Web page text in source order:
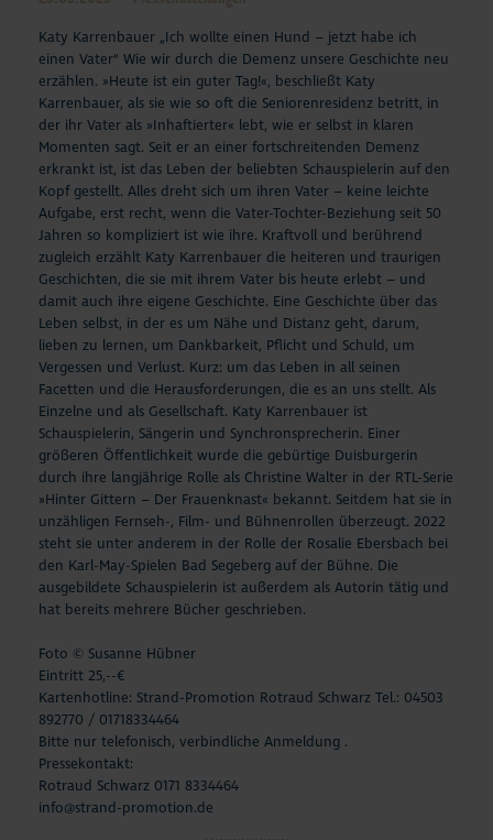
Katy Karrenbauer „Ich wollte einen Hund – jetzt habe ich
einen Vater“ Wie wir durch die Demenz unsere Geschichte neu
erzählen. »Heute ist ein guter Tag!«, beschließt Katy
Karrenbauer, als sie wie so oft die Seniorenresidenz betritt, in
der ihr Vater als »Inhaftierter« lebt, wie er selbst in klaren
Momenten sagt. Seit er an einer fortschreitenden Demenz
erkrankt ist, ist das Leben der beliebten Schauspielerin auf den
Kopf gestellt. Alles dreht sich um ihren Vater – keine leichte
Aufgabe, erst recht, wenn die Vater-Tochter-Beziehung seit 50
Jahren so kompliziert ist wie ihre. Kraftvoll und berührend
zugleich erzählt Katy Karrenbauer die heiteren und traurigen
Geschichten, die sie mit ihrem Vater bis heute erlebt – und
damit auch ihre eigene Geschichte. Eine Geschichte über das
Leben selbst, in der es um Nähe und Distanz geht, darum,
lieben zu lernen, um Dankbarkeit, Pflicht und Schuld, um
Vergessen und Verlust. Kurz: um das Leben in all seinen
Facetten und die Herausforderungen, die es an uns stellt. Als
Einzelne und als Gesellschaft. Katy Karrenbauer ist
Schauspielerin, Sängerin und Synchronsprecherin. Einer
größeren Öffentlichkeit wurde die gebürtige Duisburgerin
durch ihre langjährige Rolle als Christine Walter in der RTL-Serie
»Hinter Gittern – Der Frauenknast« bekannt. Seitdem hat sie in
unzähligen Fernseh-, Film- und Bühnenrollen überzeugt. 2022
steht sie unter anderem in der Rolle der Rosalie Ebersbach bei
den Karl-May-Spielen Bad Segeberg auf der Bühne. Die
ausgebildete Schauspielerin ist außerdem als Autorin tätig und
hat bereits mehrere Bücher geschrieben.
Foto © Susanne Hübner
Eintritt 25,--€
Kartenhotline: Strand-Promotion Rotraud Schwarz Tel.: 04503
892770 / 01718334464
Bitte nur telefonisch, verbindliche Anmeldung .
Pressekontakt:
Rotraud Schwarz 0171 8334464
info@strand-promotion.de